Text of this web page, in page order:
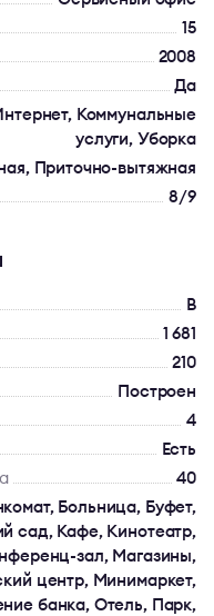
15
2008
Да
Коммунальные
услуги, Уборка
Приточно-вытяжная
8/9
B
1 681
210
Построен
4
Есть
40
Больница, Буфет,
сад, Кафе, Кинотеатр,
зал, Магазины,
центр, Минимаркет,
банка, Отель, Парк,